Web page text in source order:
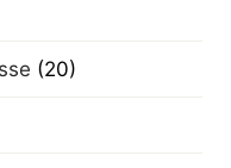
(20)